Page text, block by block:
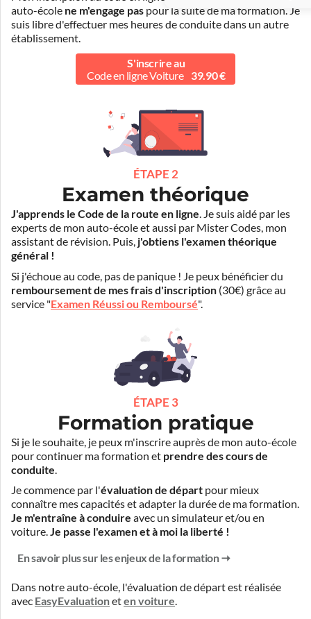
auto-école ne m'engage pas pour la suite de ma formation. Je
suis libre d'effectuer mes heures de conduite dans un autre
établissement.
S'inscrire au
Code en ligne Voiture
39.90 €
ÉTAPE 2
Examen théorique
J'apprends le Code de la route en ligne. Je suis aidé par les
experts de mon auto-école et aussi par Mister Codes, mon
assistant de révision. Puis, j'obtiens l'examen théorique
général !
Si j'échoue au code, pas de panique ! Je peux bénéficier du
remboursement de mes frais d'inscription (30€) grâce au
service "Examen Réussi ou Remboursé".
ÉTAPE 3
Formation pratique
Si je le souhaite, je peux m'inscrire auprès de mon auto-école
pour continuer ma formation et prendre des cours de
conduite.
Je commence par l'évaluation de départ pour mieux
connaître mes capacités et adapter la durée de ma formation.
Je m'entraîne à conduire avec un simulateur et/ou en
voiture.Je passe l'examen et à moi la liberté !
En savoir plus sur les enjeux de la formation
Dans notre auto-école, l'évaluation de départ est réalisée
avec EasyEvaluationeten voiture.